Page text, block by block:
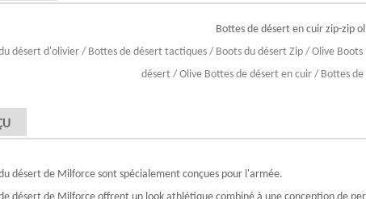
Bottes de désert en cuir zip-zip
désert d'olivier / Bottes de désert tactiques / Boots du désert Zip / Olive
désert / Olive Bottes de désert en cuir / Bottes
désert de Milforce sont spécialement conçues pour l'armée.